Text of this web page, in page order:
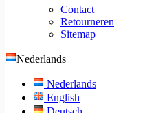
Contact
Retourneren
Sitemap
Nederlands
Nederlands
English